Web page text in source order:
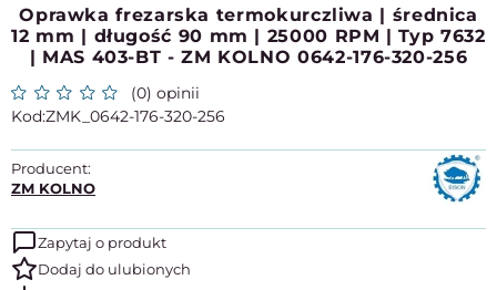
Oprawka frezarska termokurczliwa | średnica
12 mm | długość 90 mm | 25000 RPM | Typ 7632
| MAS 403-BT - ZM KOLNO 0642-176-320-256
(0) opinii
ZMK_0642-176-320-256
Producent:
ZM KOLNO
Zapytaj o produkt